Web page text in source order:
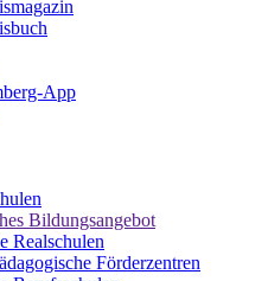
App
Bildungsangebot
Realschulen
Förderzentren